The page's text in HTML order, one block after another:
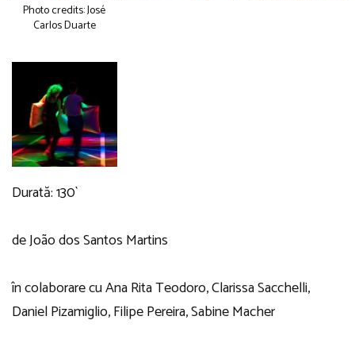
Photo credits: José
Carlos Duarte
Durată: 130`
de João dos Santos Martins
în colaborare cu Ana Rita Teodoro, Clarissa Sacchelli,
Daniel Pizamiglio, Filipe Pereira, Sabine Macher